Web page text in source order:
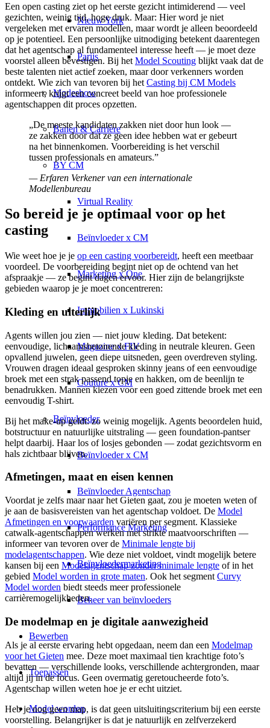
Nieuw York
Parijs
Modeshow
Banen & Carrière
BY CM
Virtual Reality
Beïnvloeder x CM
Marketing x One
Immobilien x Lukinski
Magazine x FIV
Couture x CM
Beïnvloeder
Beïnvloeder x CM
Beïnvloeder Agentschap
Performance Marketing
Beïnvloedermarketing
Beheer van beïnvloeders
Bewerben
Toepassen
Model worden
Een open casting ziet op het eerste gezicht intimiderend — veel
gezichten, weinig tijd, hoge druk. Maar: Hier word je niet
vergeleken met ervaren modellen, maar wordt je alleen beoordeeld
op je potentieel. Een persoonlijke uitnodiging betekent daarentegen
dat het agentschap al fundamenteel interesse heeft — je moet deze
voorstel alleen bevestigen. Bij het Model Scouting blijkt vaak dat de
beste talenten niet actief zoeken, maar door verkenners worden
ontdekt. Wie zich van tevoren bij het Casting bij CM Models
informeert, krijgt een concreet beeld van hoe professionele
agentschappen dit proces opzetten.
„De meeste kandidaten zakken niet door hun look —
ze zakken door dat ze geen idee hebben wat er gebeurt
na het binnenkomen. Voorbereiding is het verschil
tussen professionals en amateurs.”
— Erfaren Verkener van een internationale
Modellenbureau
So bereid je je optimaal voor op het
casting
Wie weet hoe je je op een casting voorbereidt, heeft een meetbaar
voordeel. De voorbereiding begint niet op de ochtend van het
afspraakje — ze begint dagen ervoor. Hier zijn de belangrijkste
gebieden waarop je je moet concentreren:
Kleding en uiterlijk
Agents willen jou zien — niet jouw kleding. Dat betekent:
eenvoudige, lichaamsbetonende kleding in neutrale kleuren. Geen
opvallend juwelen, geen diepe uitsneden, geen overdreven styling.
Vrouwen dragen ideaal gesproken skinny jeans of een eenvoudige
broek met een strak passend topje en hakken, om de beenlijn te
benadrukken. Mannen kiezen voor een goed zittende broek met een
eenvoudig T-shirt.
Bij het make-up geldt: zo weinig mogelijk. Agents beoordelen huid,
botstructuur en natuurlijke uitstraling — geen foundation-pantser
helpt daarbij. Haar los of losjes gebonden — zodat gezichtsvorm en
hals zichtbaar blijven.
Afmetingen, maat en eisen kennen
Voordat je zelfs maar naar het Gieten gaat, zou je moeten weten of
je aan de basisvereisten van het agentschap voldoet. De Model
Afmetingen en voorwaarden variëren per segment. Klassieke
catwalk-agentschappen werken met strikte maatvoorschriften —
informeer van tevoren over de Minimale lengte bij
modelagentschappen. Wie deze niet voldoet, vindt mogelijk betere
kansen bij een Modelagentschap zonder minimale lengte of in het
gebied Model worden in grote maten. Ook het segment Curvy
Model worden biedt steeds meer professionele
carrièremogelijkheden.
De modelmap en je digitale aanwezigheid
Als je al eerste ervaring hebt opgedaan, neem dan een Modelmap
voor het Gieten mee. Deze moet maximaal tien krachtige foto’s
bevatten — verschillende looks, verschillende achtergronden, maar
altijd jij in de focus. Geen overmatig geretoucheerde foto’s.
Agentschap willen weten hoe je er echt uitziet.
Heb je nog geen map, is dat geen uitsluitingscriterium bij een eerste
voorstelling. Belangrijker is dat je natuurlijk en zelfverzekerd